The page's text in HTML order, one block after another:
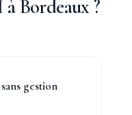
à Bordeaux ?
gestion